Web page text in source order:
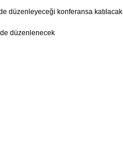
düzenleyeceği konferansa katılacak
düzenlenecek